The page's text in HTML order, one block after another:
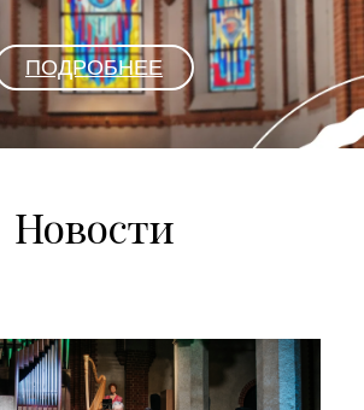
ПОДРОБНЕЕ
Новости